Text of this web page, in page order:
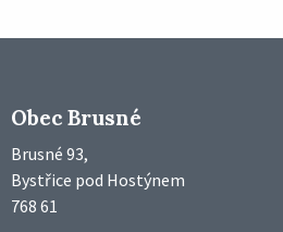
Obec Brusné
Brusné 93,
Bystřice pod Hostýnem
768 61